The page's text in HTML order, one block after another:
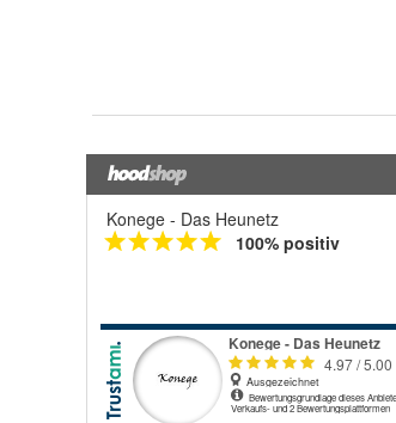
Konege - Das Heunetz
100% positiv